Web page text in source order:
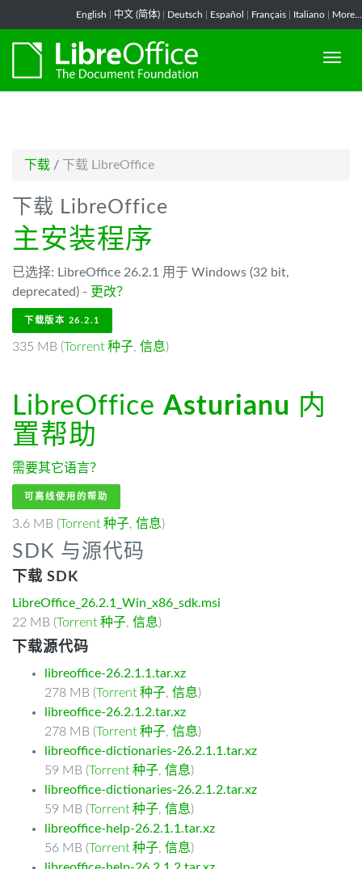
English 中文 (简体) Deutsch Español Français Italiano More...
下载 / 下载 LibreOffice
下载 LibreOffice
主安装程序
已选择: LibreOffice 26.2.1 用于 Windows (32 bit,
deprecated) - 更改？
下载版本 26.2.1
335 MB (Torrent 种子, 信息)
LibreOffice Asturianu 内
置帮助
需要其它语言？
可离线使用的帮助
3.6 MB (Torrent 种子, 信息)
SDK 与源代码
下载 SDK
LibreOffice_26.2.1_Win_x86_sdk.msi
22 MB (Torrent 种子, 信息)
下载源代码
libreoffice-26.2.1.1.tar.xz
278 MB (Torrent 种子, 信息)
libreoffice-26.2.1.2.tar.xz
278 MB (Torrent 种子, 信息)
libreoffice-dictionaries-26.2.1.1.tar.xz
59 MB (Torrent 种子, 信息)
libreoffice-dictionaries-26.2.1.2.tar.xz
59 MB (Torrent 种子, 信息)
libreoffice-help-26.2.1.1.tar.xz
56 MB (Torrent 种子, 信息)